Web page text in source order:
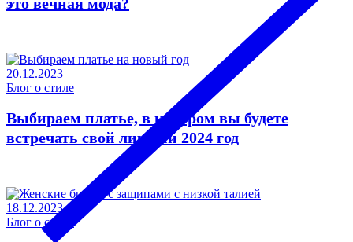
20.12.2023
Блог о стиле
Выбираем платье, в котором вы будете
встречать свой личный 2024 год
18.12.2023
Блог о стиле